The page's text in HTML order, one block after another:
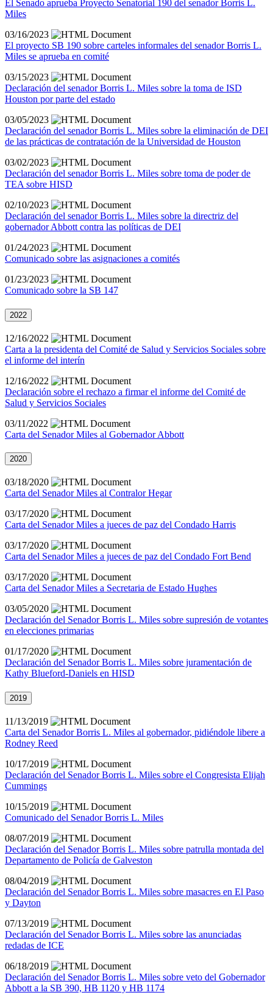
El Senado aprueba Proyecto Senatorial 190 del senador Borris L.
Miles
03/16/2023
El proyecto SB 190 sobre carteles informales del senador Borris L.
Miles se aprueba en comité
03/15/2023
Declaración del senador Borris L. Miles sobre la toma de ISD
Houston por parte del estado
03/05/2023
Declaración del senador Borris L. Miles sobre la eliminación de DEI
de las prácticas de contratación de la Universidad de Houston
03/02/2023
Declaración del senador Borris L. Miles sobre toma de poder de
TEA sobre HISD
02/10/2023
Declaración del senador Borris L. Miles sobre la directriz del
gobernador Abbott contra las políticas de DEI
01/24/2023
Comunicado sobre las asignaciones a comités
01/23/2023
Comunicado sobre la SB 147
2022
12/16/2022
Carta a la presidenta del Comité de Salud y Servicios Sociales sobre
el informe del interín
12/16/2022
Declaración sobre el rechazo a firmar el informe del Comité de
Salud y Servicios Sociales
03/11/2022
Carta del Senador Miles al Gobernador Abbott
2020
03/18/2020
Carta del Senador Miles al Contralor Hegar
03/17/2020
Carta del Senador Miles a jueces de paz del Condado Harris
03/17/2020
Carta del Senador Miles a jueces de paz del Condado Fort Bend
03/17/2020
Carta del Senador Miles a Secretaria de Estado Hughes
03/05/2020
Declaración del Senador Borris L. Miles sobre supresión de votantes
en elecciones primarias
01/17/2020
Declaración del Senador Borris L. Miles sobre juramentación de
Kathy Blueford-Daniels en HISD
2019
11/13/2019
Carta del Senador Borris L. Miles al gobernador, pidiéndole libere a
Rodney Reed
10/17/2019
Declaración del Senador Borris L. Miles sobre el Congresista Elijah
Cummings
10/15/2019
Comunicado del Senador Borris L. Miles
08/07/2019
Declaración del Senador Borris L. Miles sobre patrulla montada del
Departamento de Policía de Galveston
08/04/2019
Declaración del Senador Borris L. Miles sobre masacres en El Paso
y Dayton
07/13/2019
Declaración del Senador Borris L. Miles sobre las anunciadas
redadas de ICE
06/18/2019
Declaración del Senador Borris L. Miles sobre veto del Gobernador
Abbott a la SB 390, HB 1120 y HB 1174